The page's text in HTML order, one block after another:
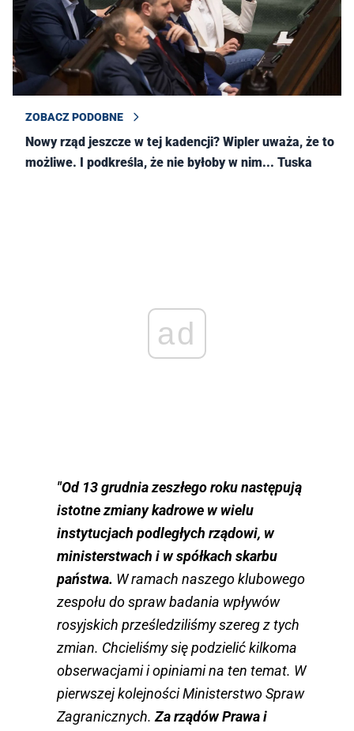
ZOBACZ PODOBNE
Nowy rząd jeszcze w tej kadencji? Wipler uważa, że to
możliwe. I podkreśla, że nie byłoby w nim... Tuska
ad
"Od 13 grudnia zeszłego roku następują
istotne zmiany kadrowe w wielu
instytucjach podległych rządowi, w
ministerstwach i w spółkach skarbu
państwa. W ramach naszego klubowego
zespołu do spraw badania wpływów
rosyjskich prześledziliśmy szereg z tych
zmian. Chcieliśmy się podzielić kilkoma
obserwacjami i opiniami na ten temat. W
pierwszej kolejności Ministerstwo Spraw
Zagranicznych.Za rządów Prawa i